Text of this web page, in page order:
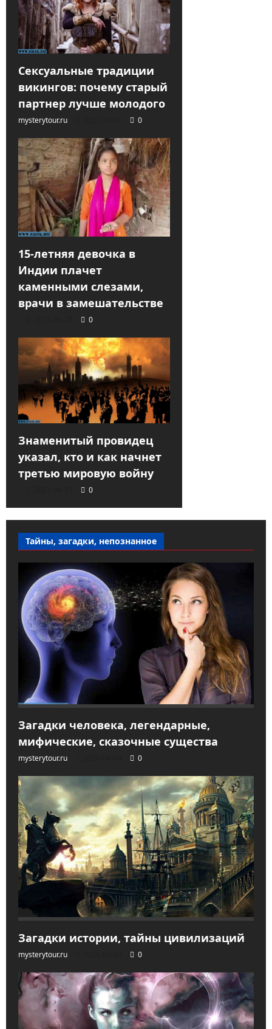
Сексуальные традиции
викингов: почему старый
партнер лучше молодого
mysterytour.ru 0
15-летняя девочка в
Индии плачет
каменными слезами,
врачи в замешательстве
0
Знаменитый провидец
указал, кто и как начнет
третью мировую войну
0
Тайны, загадки, непознанное
Загадки человека, легендарные,
мифические, сказочные существа
mysterytour.ru 0
Загадки истории, тайны цивилизаций
mysterytour.ru 0